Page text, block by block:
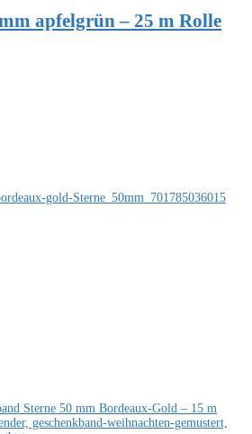
apfelgrün – 25 m Rolle